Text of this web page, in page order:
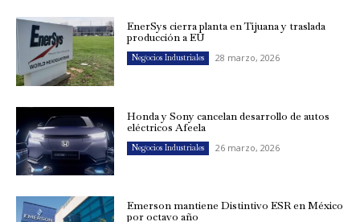
EnerSys cierra planta en Tijuana y traslada
producción a EU
Negocios Industriales 28 marzo, 2026
Honda y Sony cancelan desarrollo de autos
eléctricos Afeela
Negocios Industriales 26 marzo, 2026
Emerson mantiene Distintivo ESR en México
por octavo año